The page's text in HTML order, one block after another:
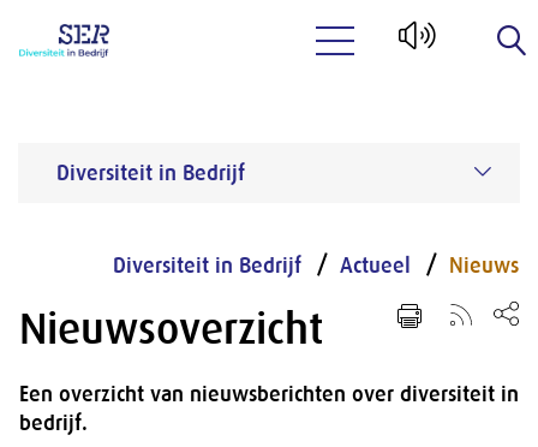
Diversiteit in Bedrijf
Diversiteit in Bedrijf Actueel Nieuws
Nieuwsoverzicht
Een overzicht van nieuwsberichten over diversiteit in
bedrijf.